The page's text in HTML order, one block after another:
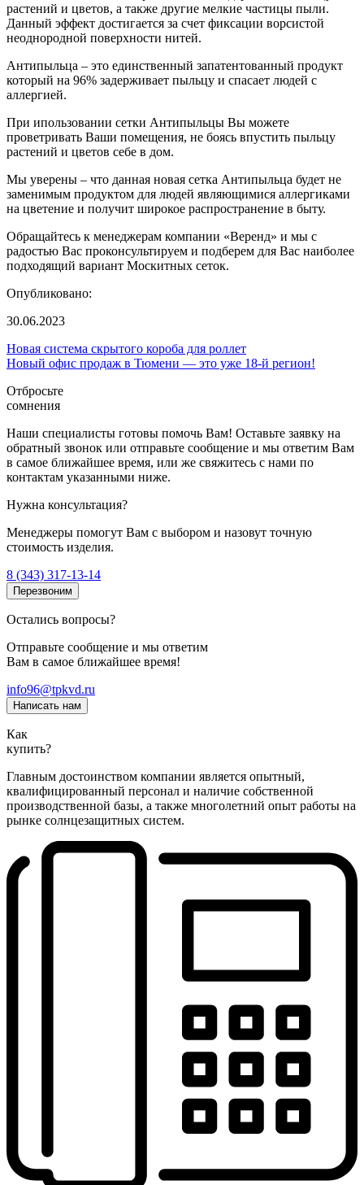
растений и цветов, а также другие мелкие частицы пыли.
Данный эффект достигается за счет фиксации ворсистой
неоднородной поверхности нитей.
Антипыльца – это единственный запатентованный продукт
который на 96% задерживает пыльцу и спасает людей с
аллергией.
При ипользовании сетки Антипыльцы Вы можете
проветривать Ваши помещения, не боясь впустить пыльцу
растений и цветов себе в дом.
Мы уверены – что данная новая сетка Антипыльца будет не
заменимым продуктом для людей являющимися аллергиками
на цветение и получит широкое распространение в быту.
Обращайтесь к менеджерам компании «Веренд» и мы с
радостью Вас проконсультируем и подберем для Вас наиболее
подходящий вариант Москитных сеток.
Опубликовано:
30.06.2023
Новая система скрытого короба для роллет
Новый офис продаж в Тюмени — это уже 18-й регион!
Отбросьте
сомнения
Наши специалисты готовы помочь Вам! Оставьте заявку на
обратный звонок или отправьте сообщение и мы ответим Вам
в самое ближайшее время, или же свяжитесь с нами по
контактам указанными ниже.
Нужна консультация?
Менеджеры помогут Вам с выбором и назовут точную
стоимость изделия.
8 (343) 317-13-14
Перезвоним
Остались вопросы?
Отправьте сообщение и мы ответим
Вам в самое ближайшее время!
info96@tpkvd.ru
Написать нам
Как
купить?
Главным достоинством компании является опытный,
квалифицированный персонал и наличие собственной
производственной базы, а также многолетний опыт работы на
рынке солнцезащитных систем.